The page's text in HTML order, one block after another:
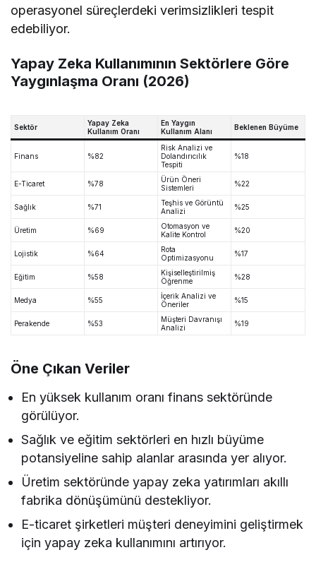
operasyonel süreçlerdeki verimsizlikleri tespit
edebiliyor.
Yapay Zeka Kullanımının Sektörlere Göre
Yaygınlaşma Oranı (2026)
Sektör
Yapay Zeka
Kullanım Oranı
En Yaygın
Kullanım Alanı
Beklenen Büyüme
Finans %82
Risk Analizi ve
Dolandırıcılık
Tespiti
%18
E-Ticaret %78
Ürün Öneri
Sistemleri
%22
Sağlık %71
Teşhis ve Görüntü
Analizi
%25
Üretim %69
Otomasyon ve
Kalite Kontrol
%20
Lojistik %64
Rota
Optimizasyonu
%17
Eğitim %58
Kişiselleştirilmiş
Öğrenme
%28
Medya %55
İçerik Analizi ve
Öneriler
%15
Perakende %53
Müşteri Davranışı
Analizi
%19
Öne Çıkan Veriler
En yüksek kullanım oranı finans sektöründe
görülüyor.
Sağlık ve eğitim sektörleri en hızlı büyüme
potansiyeline sahip alanlar arasında yer alıyor.
Üretim sektöründe yapay zeka yatırımları akıllı
fabrika dönüşümünü destekliyor.
E-ticaret şirketleri müşteri deneyimini geliştirmek
için yapay zeka kullanımını artırıyor.